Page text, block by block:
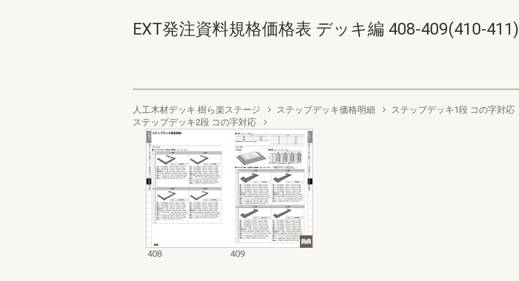
EXT発注資料規格価格表 デッキ編 408-409(410-411)
人工木材デッキ 樹ら楽ステージ ステップデッキ価格明細 ステップデッキ1段 コの字対応
ステップデッキ2段 コの字対応
408 409